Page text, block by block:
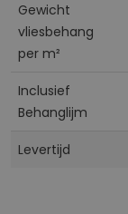
Gewicht
vliesbehang
per m²
Inclusief
Behanglijm
Levertijd